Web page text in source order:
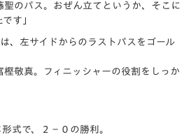
聖のパス。おぜん立てというか、 そこに
す」
、 左サイドからのラストパスをゴール
敬真。
フィニッシャーの役割をしっか
式で、２−０の勝利。